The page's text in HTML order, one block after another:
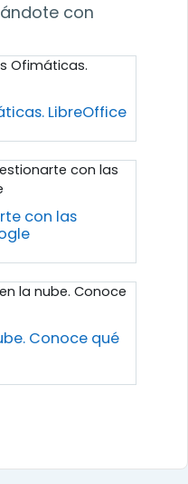
con
LibreOffice
con las
Conoce qué